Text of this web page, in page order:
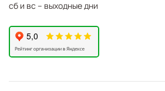
сб и вс – выходные дни